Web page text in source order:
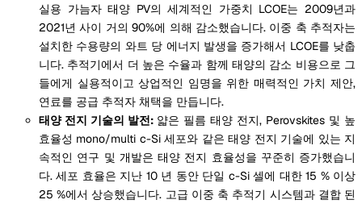
실용 가늠자 태양 PV의 세계적인 가중치 LCOE는 2009년과
2021년 사이 거의 90%에 의해 감소했습니다. 이중 축 추적자는
설치한 수용량의 와트 당 에너지 발생을 증가해서 LCOE를 낮춥
니다. 추적기에서 더 높은 수율과 함께 태양의 감소 비용으로 그
들에게 실용적이고 상업적인 임명을 위한 매력적인 가치 제안,
연료를 공급 추적자 채택을 만듭니다.
태양 전지 기술의 발전: 얇은 필름 태양 전지, Perovskites 및 높
효율성 mono/multi c-Si 세포와 같은 태양 전지 기술에 있는 지
속적인 연구 및 개발은 태양 전지 효율성을 꾸준히 증가했습니
다. 세포 효율은 지난 10 년 동안 단일 c-Si 셀에 대한 15 % 이상
25 %에서 상승했습니다. 고급 이중 축 추적기 시스템과 결합 된